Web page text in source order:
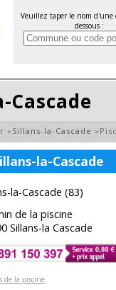
Veuillez taper le nom d'une
dessous :
Cascade
» Sillans-la-Cascade »
la-Cascade
la-Cascade (83)
de la piscine
Sillans-la Cascade
de la piscine